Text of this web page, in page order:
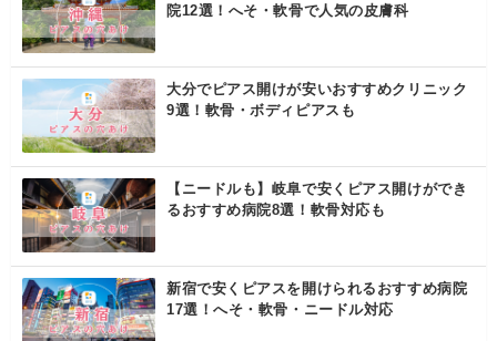
院12選！へそ・軟骨で人気の皮膚科
大分でピアス開けが安いおすすめクリニック
9選！軟骨・ボディピアスも
【ニードルも】岐阜で安くピアス開けができ
るおすすめ病院8選！軟骨対応も
新宿で安くピアスを開けられるおすすめ病院
17選！へそ・軟骨・ニードル対応